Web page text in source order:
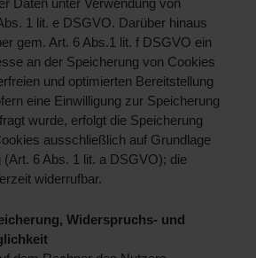
Daten unter Verwendung von
1 lit. e DSGVO. Darüber hinaus
gem. Art. 6 Abs.1 lit. f DSGVO ein
an der Speicherung von Cookies
und optimierten Bereitstellung
eine Einwilligung zur Speicherung
wurde, erfolgt die Speicherung
ausschließlich auf Grundlage
(Art. 6 Abs. 1 lit. a DSGVO); die
widerrufbar.
Widerspruchs- und